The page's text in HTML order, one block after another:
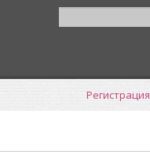
Регистрация